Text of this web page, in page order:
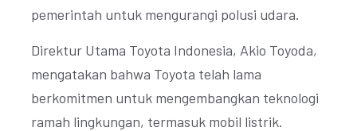
pemerintah untuk mengurangi polusi udara.
Direktur Utama Toyota Indonesia, Akio Toyoda,
mengatakan bahwa Toyota telah lama
berkomitmen untuk mengembangkan teknologi
ramah lingkungan, termasuk mobil listrik.